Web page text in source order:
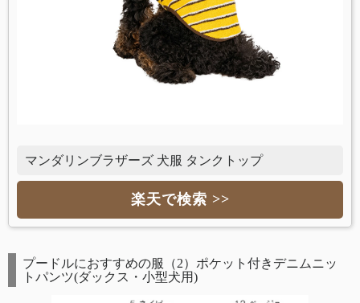
マンダリンブラザーズ 犬服 タンクトップ
楽天で検索 >>
プードルにおすすめの服（2）ポケット付きデニムニッ
トパンツ(ダックス・小型犬用)